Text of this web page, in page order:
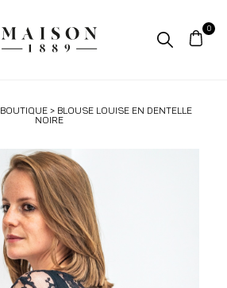
BOUTIQUE> BLOUSE LOUISE EN DENTELLE
NOIRE